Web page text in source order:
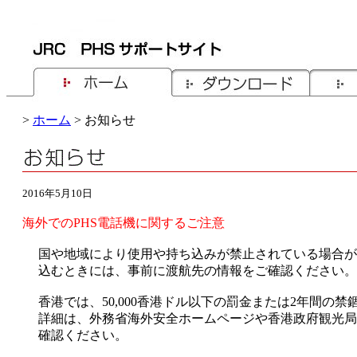
> ホーム > お知らせ
2016年5月10日
海外でのPHS電話機に関するご注意
国や地域により使用や持ち込みが禁止されている場合
込むときには、事前に渡航先の情報をご確認ください。
香港では、50,000香港ドル以下の罰金または2年間の禁
詳細は、外務省海外安全ホームページや香港政府観光
確認ください。